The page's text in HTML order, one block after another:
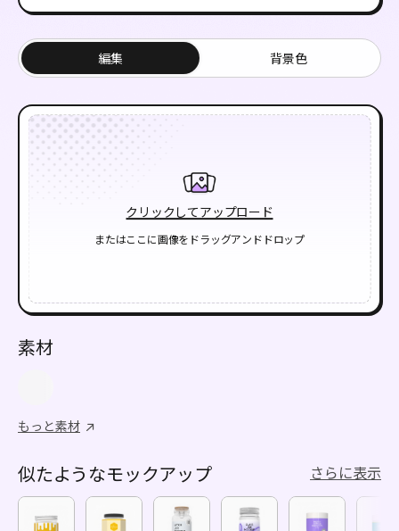
クリックしてアップロード
またはここに画像をドラッグアンドドロップ
編集 背景色
素材
もっと素材
似たようなモックアップ さらに表示